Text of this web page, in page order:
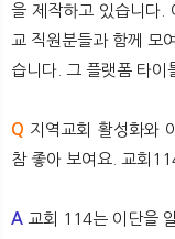
을 제작하고 있습니다.
교 직원분들과 함께 모
습니다. 그 플랫폼 타이
Q 지역교회 활성화와
참 좋아 보여요. 교회
A 교회 114는 이단을